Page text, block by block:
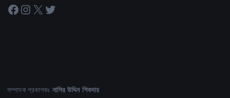
Facebook Instagram X Twitter
সম্পাদক প্রকাশকঃ নাসির উদ্দিন শিকদার